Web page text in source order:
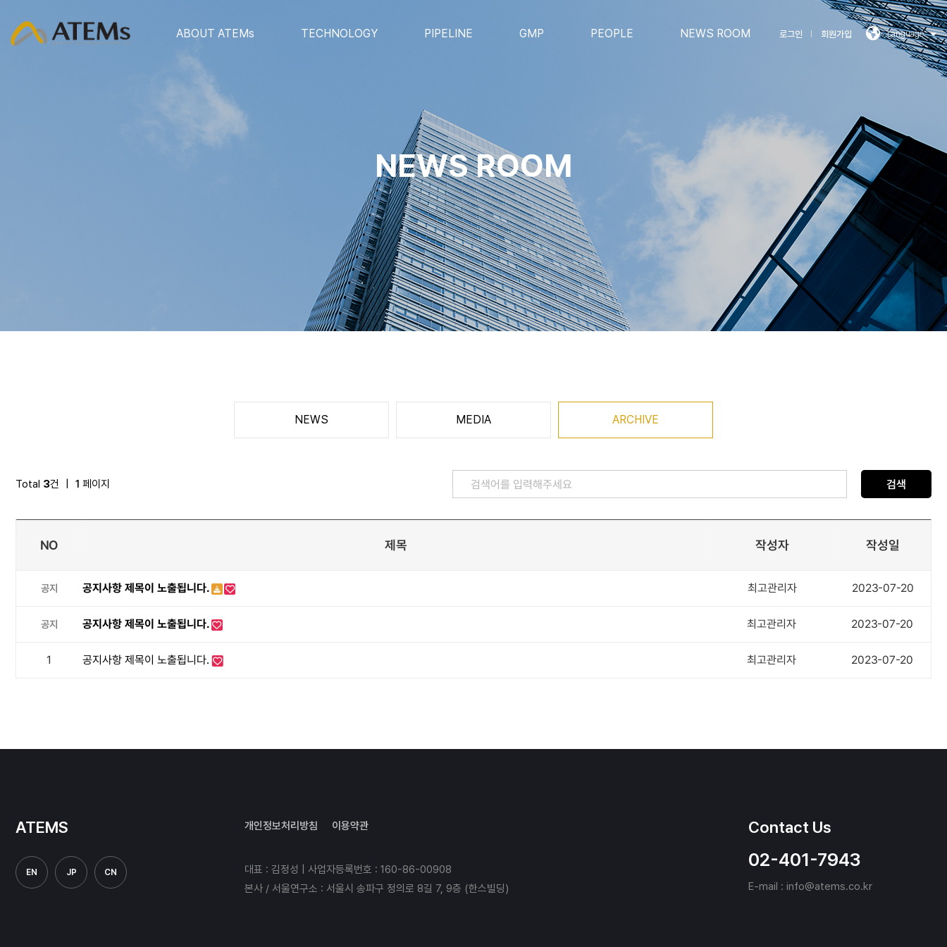
ABOUT ATEMs TECHNOLOGY PIPELINE GMP PEOPLE NEWS ROOM 로그인 회원가입 Language
NEWS ROOM
NEWS MEDIA ARCHIVE
Total 3건 1 페이지 검색
NO 제목 작성자 작성일
공지 공지사항 제목이 노출됩니다. 최고관리자 2023-07-20
공지 공지사항 제목이 노출됩니다. 최고관리자 2023-07-20
1 공지사항 제목이 노출됩니다. 최고관리자 2023-07-20
ATEMS
EN JP CN
개인정보처리방침 이용약관
대표 : 김정성 | 사업자등록번호 : 160-86-00908
본사 / 서울연구소 : 서울시 송파구 정의로 8길 7, 9층 (한스빌딩)
Contact Us
02-401-7943
E-mail : info@atems.co.kr